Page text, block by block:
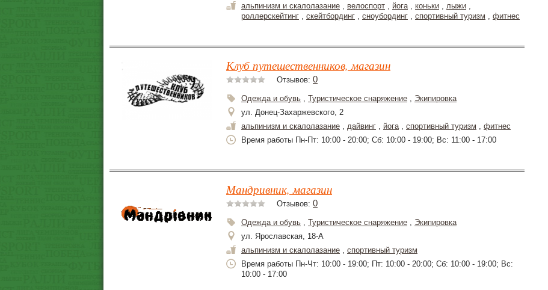
альпинизм и скалолазание , велоспорт , йога, коньки , лыжи ,
роллерскейтинг , скейтбординг , сноубординг , спортивный туризм , фитнес
Клуб путешественников, магазин
Отзывов: 0
Одежда и обувь , Туристическое снаряжение , Экипировка
ул. Донец-Захаржевского, 2
альпинизм и скалолазание , дайвинг , йога, спортивный туризм , фитнес
Время работы Пн-Пт: 10:00 - 20:00; Сб: 10:00 - 19:00; Вс: 11:00 - 17:00
Мандривник, магазин
Отзывов: 0
Одежда и обувь , Туристическое снаряжение , Экипировка
ул. Ярославская, 18-А
альпинизм и скалолазание , спортивный туризм
Время работы Пн-Чт: 10:00 - 19:00; Пт: 10:00 - 20:00; Сб: 10:00 - 19:00; Вс:
10:00 - 17:00